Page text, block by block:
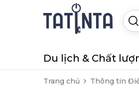
Du lịch & Chất
Trang chủ Thông tin